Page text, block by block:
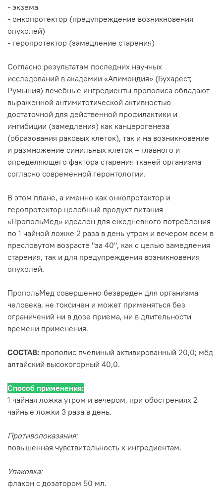
- экзема
- онкопротектор (предупреждение возникновения
опухолей)
- геропротектор (замедление старения)
Согласно результатам последних научных
исследований в академии «Апимондия» (Бухарест,
Румыния) лечебные ингредиенты прополиса обладают
выраженной антимитотической активностью
достаточной для действенной профилактики и
ингибиции (замедления) как канцерогенеза
(образования раковых клеток), так и на возникновение
и размножение синильных клеток – главного и
определяющего фактора старения тканей организма
согласно современной геронтологии.
В этом плане, а именно как онкопротектор и
геропротектор целебный продукт питания
«ПропольМед» идеален для ежедневного потребления
по 1 чайной ложке 2 раза в день утром и вечером всем в
пресловутом возрасте "за 40", как с целью замедления
старения, так и для предупреждения возникновения
опухолей.
ПропольМед совершенно безвреден для организма
человека, не токсичен и может применяться без
ограничений ни в дозе приема, ни в длительности
времени применения.
СОСТАВ: прополис пчелиный активированный 20,0; мёд
алтайский высокогорный 40,0.
Способ применения:
1 чайная ложка утром и вечером, при обострениях 2
чайные ложки 3 раза в день.
Противопоказания:
повышенная чувствительность к ингредиентам.
Упаковка:
флакон с дозатором 50 мл.